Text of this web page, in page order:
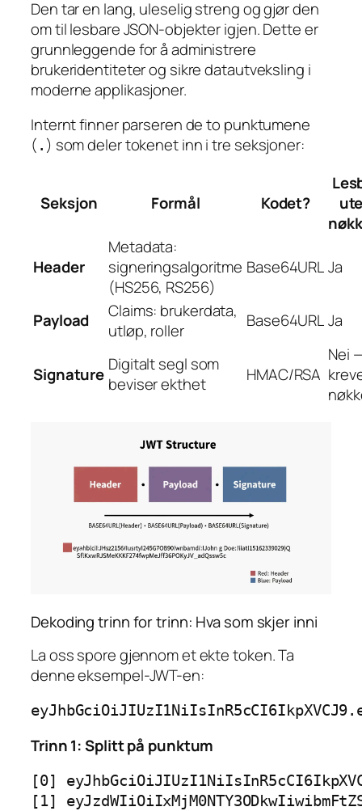
Den tar en lang, uleselig streng og gjør den
om til lesbare JSON-objekter igjen. Dette er
grunnleggende for å administrere
brukeridentiteter og sikre datautveksling i
moderne applikasjoner.
Internt finner parseren de to punktumene
( . ) som deler tokenet inn i tre seksjoner:
Seksjon Formål Kodet?
Header
Metadata:
signeringsalgoritme
(HS256, RS256)
Base64URLJa
Payload
Claims: brukerdata,
utløp, roller
Base64URLJa
Signature Digitalt segl som
beviser ekthet
HMAC/RSA
Nei
Dekoding trinn for trinn: Hva som skjer inni
La oss spore gjennom et ekte token. Ta
denne eksempel-JWT-en:
Trinn 1: Splitt på punktum
[0]
[1]